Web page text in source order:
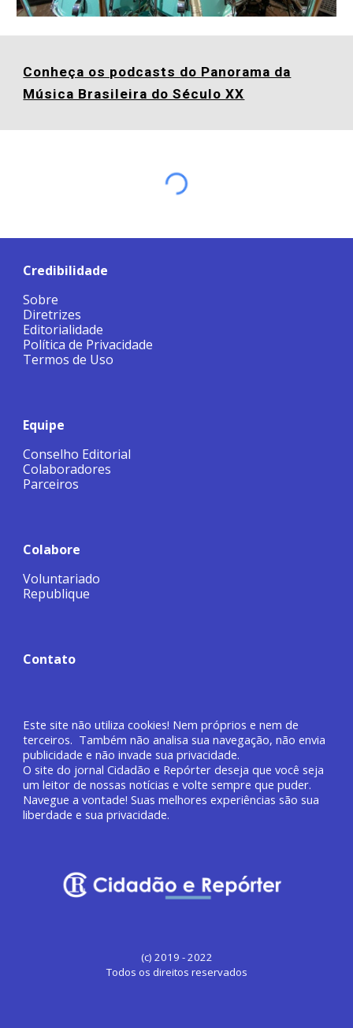
Conheça os podcasts do Panorama da
Música Brasileira do Século XX
Credibilidade
Sobre
Diretrizes
Editorialidade
Política de Privacidade
Termos de Uso
Equipe
Conselho Editorial
Colaboradores
Parceiros
Colabore
Voluntariado
Republique
Contato
Este site não utiliza cookies! Nem próprios e nem de
terceiros. Também não analisa sua navegação, não envia
publicidade e não invade sua privacidade.
O site do jornalCidadão e Repórter deseja que você seja
um leitor de nossas notícias e volte sempre que puder.
Navegue a vontade! Suas melhores experiências são sua
liberdade e sua privacidade.
(c) 2019 - 2022
Todos os direitos reservados